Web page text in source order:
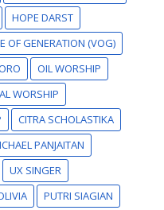
HOPE DARST
OF GENERATION (VOG)
OIL WORSHIP
WORSHIP
CITRA SCHOLASTIKA
PANJAITAN
UX SINGER
PUTRI SIAGIAN